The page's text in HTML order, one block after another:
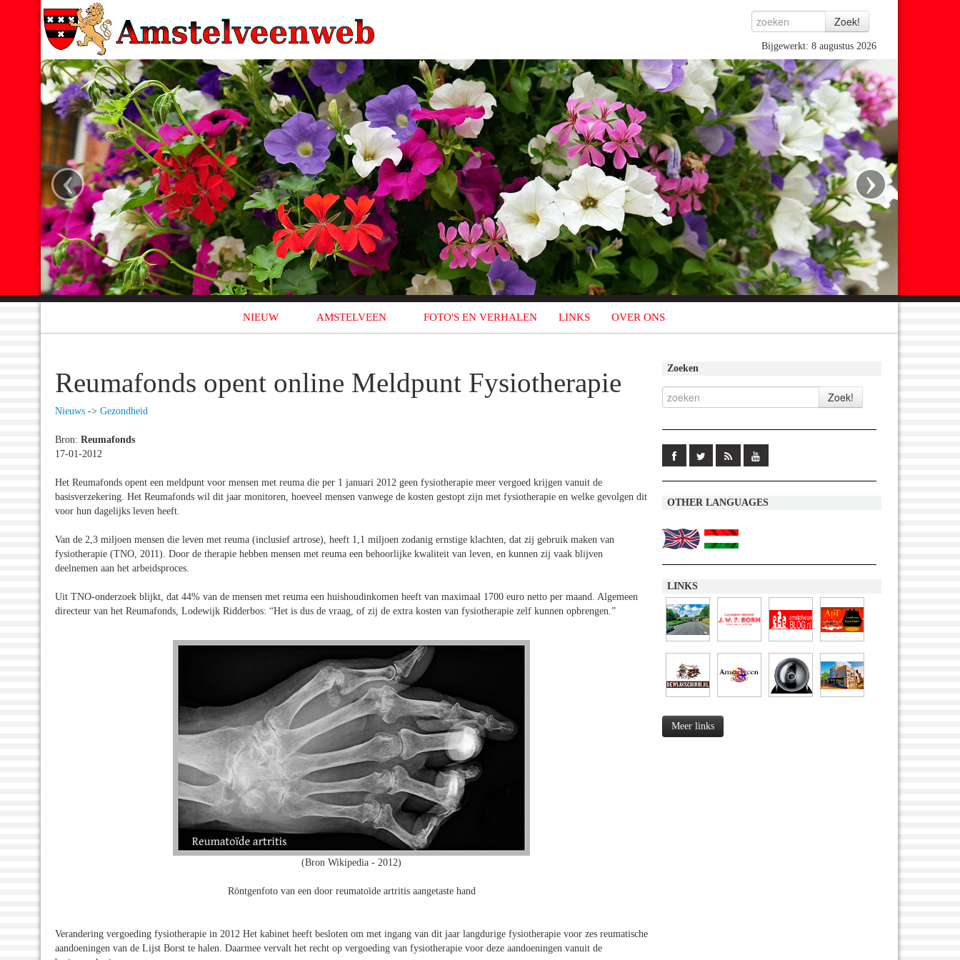
Bijgewerkt: 8 augustus 2026
‹ ›
NIEUW AMSTELVEEN FOTO'S EN VERHALEN LINKS OVER ONS
Reumafonds opent online Meldpunt Fysiotherapie
Nieuws -> Gezondheid
Bron: Reumafonds
17-01-2012
Het Reumafonds opent een meldpunt voor mensen met reuma die per 1 januari 2012 geen fysiotherapie meer vergoed krijgen vanuit de
basisverzekering. Het Reumafonds wil dit jaar monitoren, hoeveel mensen vanwege de kosten gestopt zijn met fysiotherapie en welke gevolgen dit
voor hun dagelijks leven heeft.
Van de 2,3 miljoen mensen die leven met reuma (inclusief artrose), heeft 1,1 miljoen zodanig ernstige klachten, dat zij gebruik maken van
fysiotherapie (TNO, 2011). Door de therapie hebben mensen met reuma een behoorlijke kwaliteit van leven, en kunnen zij vaak blijven
deelnemen aan het arbeidsproces.
Uit TNO-onderzoek blijkt, dat 44% van de mensen met reuma een huishoudinkomen heeft van maximaal 1700 euro netto per maand. Algemeen
directeur van het Reumafonds, Lodewijk Ridderbos: “Het is dus de vraag, of zij de extra kosten van fysiotherapie zelf kunnen opbrengen.”
(Bron Wikipedia - 2012)
Röntgenfoto van een door reumatoïde artritis aangetaste hand
Verandering vergoeding fysiotherapie in 2012 Het kabinet heeft besloten om met ingang van dit jaar langdurige fysiotherapie voor zes reumatische
aandoeningen van de Lijst Borst te halen. Daarmee vervalt het recht op vergoeding van fysiotherapie voor deze aandoeningen vanuit de
Zoeken
OTHER LANGUAGES
LINKS
Meer links